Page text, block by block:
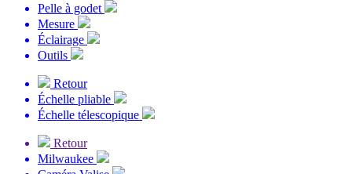
Pelle à godet
Mesure
Éclairage
Outils
Retour
Échelle pliable
Échelle télescopique
Retour
Milwaukee